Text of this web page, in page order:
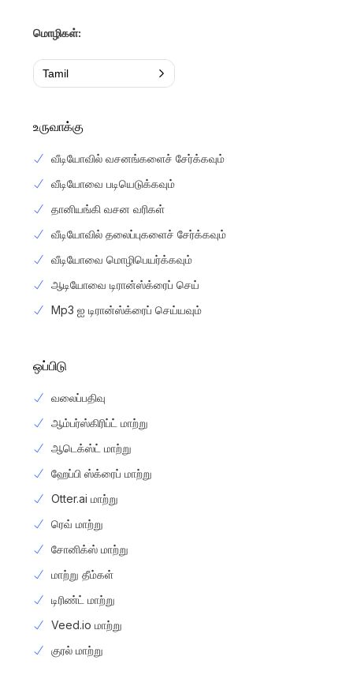
மொழிகள்:
Tamil
உருவாக்கு
வீடியோவில் வசனங்களைச் சேர்க்கவும்
வீடியோவை படியெடுக்கவும்
தானியங்கி வசன வரிகள்
வீடியோவில் தலைப்புகளைச் சேர்க்கவும்
வீடியோவை மொழிபெயர்க்கவும்
ஆடியோவை டிரான்ஸ்க்ரைப் செய்
Mp3 ஐ டிரான்ஸ்க்ரைப் செய்யவும்
ஒப்பிடு
வலைப்பதிவு
ஆம்பர்ஸ்கிரிப்ட் மாற்று
ஆடெக்ஸ்ட் மாற்று
ஹேப்பி ஸ்க்ரைப் மாற்று
Otter.ai மாற்று
ரெவ் மாற்று
சோனிக்ஸ் மாற்று
மாற்று தீம்கள்
டிரிண்ட் மாற்று
Veed.io மாற்று
குரல் மாற்று